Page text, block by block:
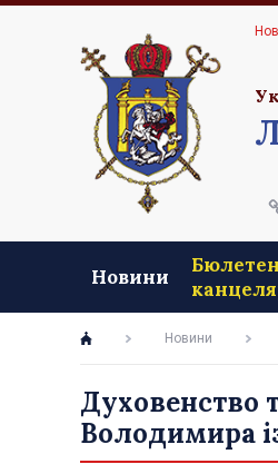
Новини
Новини
Духовенство
Володимира